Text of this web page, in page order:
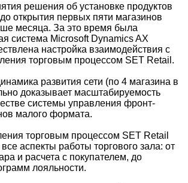
решения об установке продуктов
открытия первых пяти магазинов
месяца. За это время была
система Microsoft Dynamics AX
настройка взаимодействия с
торговым процессом SET Retail.
развития сети (по 4 магазина в
доказывает масштабируемость
системы управления фронт-
малого формата.
торговым процессом SET Retail
аспекты работы торгового зала: от
и расчета с покупателем, до
лояльности.